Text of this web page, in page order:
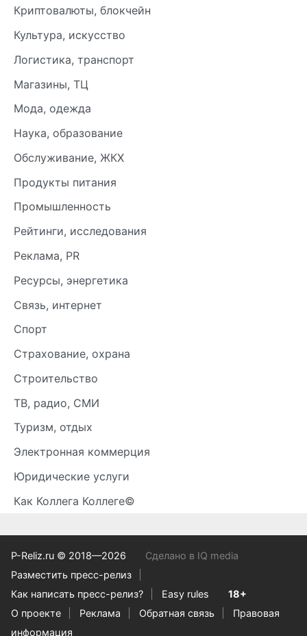
Криптовалюты, блокчейн
Культура, искусство
Логистика, транспорт
Магазины, ТЦ
Мода, одежда
Наука, образование
Обслуживание, ЖКХ
Продукты питания
Промышленность
Рейтинги, исследования
Реклама, PR
Ресурсы, энергетика
Связь, интернет
Спорт
Страхование, охрана
Строительство
ТВ, радио, СМИ
Туризм, отдых
Электронная коммерция
Юридические услуги
Как Коллега Коллеге©
P-Reliz.ru © 2018—2026
Сделано в IQ media
Разместить пресс-релиз
Как написать пресс-релиз?
Easy rules
18+
О проекте
Реклама Обратная связь
Правовая
информация